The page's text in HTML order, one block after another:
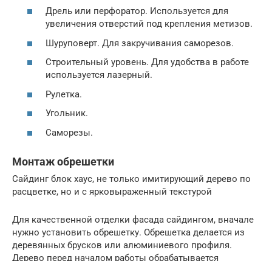
Дрель или перфоратор. Используется для
увеличения отверстий под крепления метизов.
Шуруповерт. Для закручивания саморезов.
Строительный уровень. Для удобства в работе
используется лазерный.
Рулетка.
Угольник.
Саморезы.
Монтаж обрешетки
Сайдинг блок хаус, не только имитирующий дерево по
расцветке, но и с ярковыраженный текстурой
Для качественной отделки фасада сайдингом, вначале
нужно установить обрешетку. Обрешетка делается из
деревянных брусков или алюминиевого профиля.
Дерево перед началом работы обрабатывается